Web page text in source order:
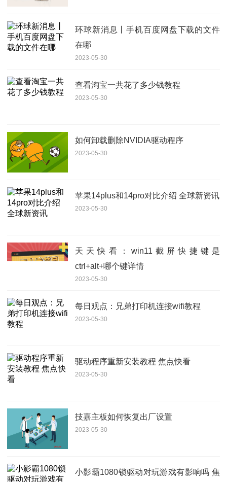
环球新消息丨手机百度网盘下载的文件
在哪
2023-05-30
查看淘宝一共花了多少钱教程
2023-05-30
如何卸载删除NVIDIA驱动程序
2023-05-30
苹果14plus和14pro对比介绍 全球新资讯
2023-05-30
天天快看：win11截屏快捷键是
ctrl+alt+哪个键详情
2023-05-30
每日观点：兄弟打印机连接wifi教程
2023-05-30
驱动程序重新安装教程 焦点快看
2023-05-30
技嘉主板如何恢复出厂设置
2023-05-30
小影霸1080锁驱动对玩游戏有影响吗 焦